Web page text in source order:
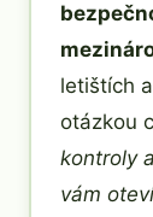
letištích
otázkou
kontroly
vám